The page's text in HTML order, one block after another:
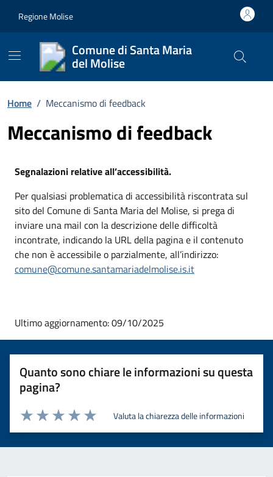
Regione Molise
Comune di Santa Maria
del Molise Cerca
Home / Meccanismo di feedback
Meccanismo di feedback
Segnalazioni relative all’accessibilità.
Per qualsiasi problematica di accessibilità riscontrata sul
sito del Comune di Santa Maria del Molise, si prega di
inviare una mail con la descrizione delle difficoltà
incontrate, indicando la URL della pagina e il contenuto
che non è accessibile o parzialmente, all’indirizzo:
comune@comune.santamariadelmolise.is.it
Ultimo aggiornamento: 09/10/2025
Quanto sono chiare le informazioni su questa
pagina?
Valuta la chiarezza delle informazioni
Valuta 5 stelle su 5
Valuta 4 stelle su 5
Valuta 3 stelle su 5
Valuta 2 stelle su 5
Valuta 1 stelle su 5